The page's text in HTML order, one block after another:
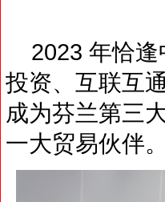
2023 年恰逢
投资、互联互
成为芬兰第三
一大贸易伙伴。